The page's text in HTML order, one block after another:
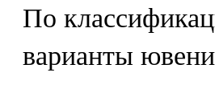
По
варианты